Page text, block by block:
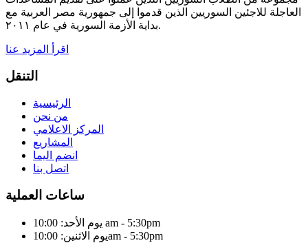
العاجلة للاجئين السوريين الذين قدموا إلى جمهورية مصر العربية مع
بداية الأزمة السورية في عام ٢٠١١.
اقرأ المزيد عنا
التنقل
الرئيسية
من نحن
المركز الاعلامي
المشاريع
انضم اليما
اتصل بنا
ساعات العملية
يوم الأحد: 10:00 am - 5:30pm
يوم الاثنين: 10:00am - 5:30pm